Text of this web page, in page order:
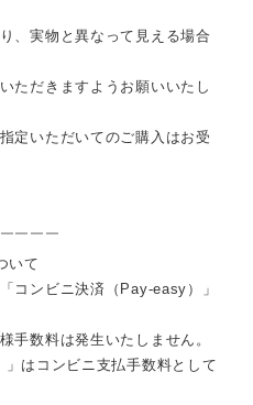
、実物と異なって見える場合
ただきますようお願いいたし
定いただいてのご購入はお受
￣￣￣
いて
コンビニ決済（Pay-easy）」
手数料は発生いたしません。
はコンビニ支払手数料として